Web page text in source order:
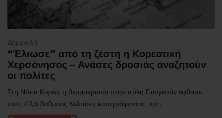
Δημοφιλή
“Έλιωσε” από τη ζέστη η Κορεατική
Χερσόνησος – Ανάσες δροσιάς αναζητούν
οι πολίτες
Στη Νότια Κορέα, η θερμοκρασία στην πόλη Γιανγκσάν έφθασε
τους 42,5 βαθμούς Κελσίου, καταγράφοντας την...